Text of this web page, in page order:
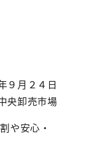
９月２４日
央卸売市場
や安心・